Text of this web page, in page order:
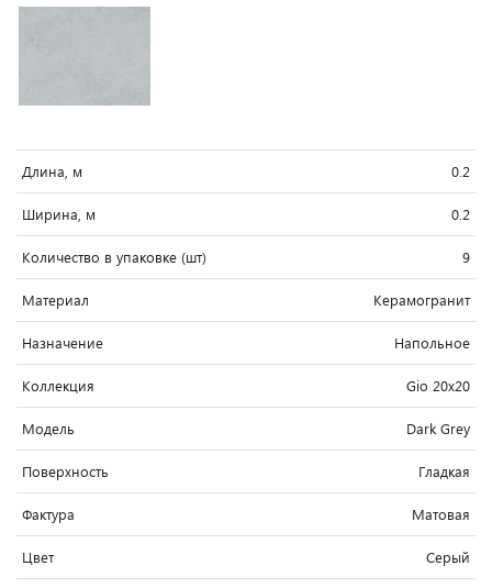
Длина, м 0.2
Ширина, м 0.2
Количество в упаковке (шт) 9
Материал Керамогранит
Назначение Напольное
Коллекция Gio 20x20
Модель Dark Grey
Поверхность Гладкая
Фактура Матовая
Цвет Серый